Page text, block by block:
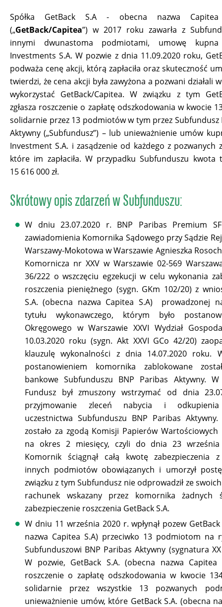
Spółka GetBack S.A - obecna nazwa
(„GetBack/Capitea”) w 2017 roku zawarła z
innymi dwunastoma podmiotami, umowę
Investments S.A. W pozwie z dnia 11.09.2020 roku,
podważa cenę akcji, którą zapłaciła oraz skuteczność
twierdzi, że cena akcji była zawyżona a pozwani działali
wykorzystać GetBack/Capitea. W związku z tym
zgłasza roszczenie o zapłatę odszkodowania w kwocie
solidarnie przez 13 podmiotów w tym przez Subfundusz
Aktywny („Subfundusz”) – lub unieważnienie umów
Investment S.A. i zasądzenie od każdego z pozwanych
które im zapłaciła. W przypadku Subfunduszu kwota
15 616 000 zł.
Skrótowy opis zdarzeń w Subfunduszu:
W dniu 23.07.2020 r. BNP Paribas Premium
zawiadomienia Komornika Sądowego przy Sądzie
Warszawy-Mokotowa w Warszawie Agnieszka
Komornicza nr XXV w Warszawie 02-569
36/222 o wszczęciu egzekucji w celu wykonania
roszczenia pieniężnego (sygn. GKm 102/20) z
S.A. (obecna nazwa Capitea S.A) prowadzonej
tytułu wykonawczego, którym było
Okręgowego w Warszawie XXVI Wydział
10.03.2020 roku (sygn. Akt XXVI GCo 42/20)
klauzulę wykonalności z dnia 14.07.2020 roku.
postanowieniem komornika zablokowane
bankowe Subfunduszu BNP Paribas Aktywny.
Fundusz był zmuszony wstrzymać od dnia
przyjmowanie zleceń nabycia i
uczestnictwa Subfunduszu BNP Paribas Aktywny.
zostało za zgodą Komisji Papierów Wartościowych
na okres 2 miesięcy, czyli do dnia 23
Komornik ściągnął całą kwotę zabezpieczenia
innych podmiotów obowiązanych i umorzył
związku z tym Subfundusz nie odprowadził ze
rachunek wskazany przez komornika żadnych
zabezpieczenie roszczenia GetBack S.A.
W dniu 11 września 2020 r. wpłynął pozew
nazwa Capitea S.A) przeciwko 13 podmiotom na
Subfunduszowi BNP Paribas Aktywny (sygnatura
W pozwie, GetBack S.A. (obecna nazwa Capitea
roszczenie o zapłatę odszkodowania w kwocie
solidarnie przez wszystkie 13 pozwanych
unieważnienie umów, które GetBack S.A. (obecna